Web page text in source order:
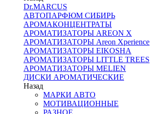
Dr.MARCUS
АВТОПАРФЮМ СИБИРЬ
АРОМАКОНЦЕНТРАТЫ
АРОМАТИЗАТОРЫ AREON X
АРОМАТИЗАТОРЫ Areon Xperience
АРОМАТИЗАТОРЫ EIKOSHA
АРОМАТИЗАТОРЫ LITTLE TREES
АРОМАТИЗАТОРЫ MELIEN
ДИСКИ АРОМАТИЧЕСКИЕ
Назад
МАРКИ АВТО
МОТИВАЦИОННЫЕ
РАЗНОЕ